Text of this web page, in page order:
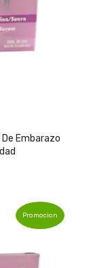
Embarazo
Promocion